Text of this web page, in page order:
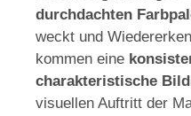
durchdachten
weckt und
kommen eine
charakteristische
visuellen Auftritt der